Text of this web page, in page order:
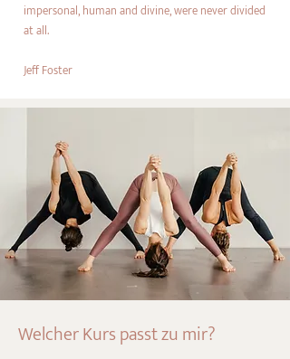
impersonal, human and divine, were never divided
at all.
Jeff Foster
Welcher Kurs passt zu mir?